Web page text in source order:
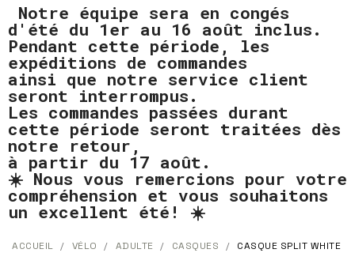
Notre équipe sera en congés
d'été du 1er au 16 août inclus.
Pendant cette période, les
expéditions de commandes
ainsi que notre service client
seront interrompus.
Les commandes passées durant
cette période seront traitées dès
notre retour,
à partir du 17 août.
☀️ Nous vous remercions pour votre
compréhension et vous souhaitons
un excellent été! ☀️
ACCUEIL VÉLO ADULTE CASQUES CASQUE SPLIT WHITE